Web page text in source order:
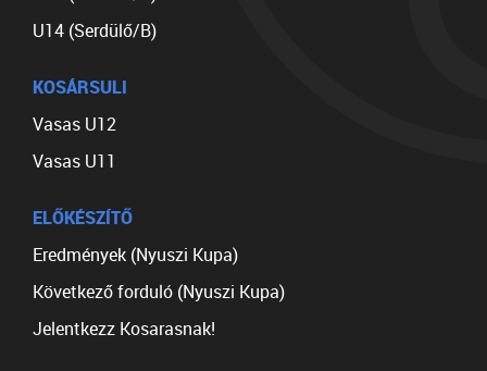
U14 (Serdülő/B)
KOSÁRSULI
Vasas U12
Vasas U11
ELŐKÉSZÍTŐ
Eredmények (Nyuszi Kupa)
Következő forduló (Nyuszi Kupa)
Jelentkezz Kosarasnak!